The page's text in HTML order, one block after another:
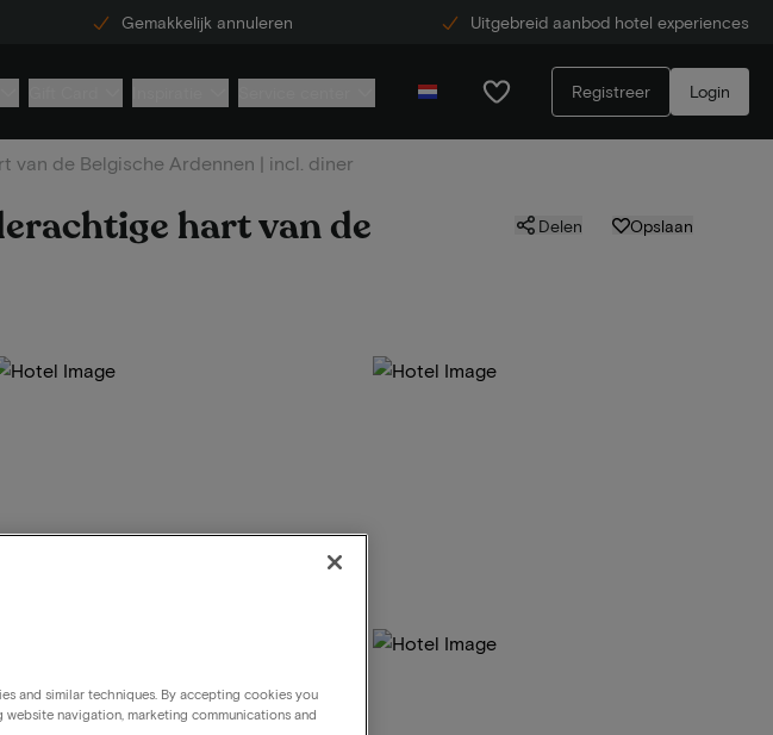
Gemakkelijk annuleren Uitgebreid aanbod hotel experiences
Registreer Login
van de Belgische Ardennen | incl. diner
hart van de Delen Opslaan
and similar techniques. By accepting cookies you
navigation, marketing communications and